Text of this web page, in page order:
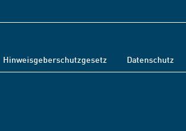
Hinweisgeberschutzgesetz Datenschutz